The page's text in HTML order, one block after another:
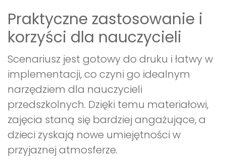
Praktyczne zastosowanie i
korzyści dla nauczycieli
Scenariusz jest gotowy do druku i łatwy w
implementacji, co czyni go idealnym
narzędziem dla nauczycieli
przedszkolnych. Dzięki temu materiałowi,
zajęcia staną się bardziej angażujące, a
dzieci zyskają nowe umiejętności w
przyjaznej atmosferze.